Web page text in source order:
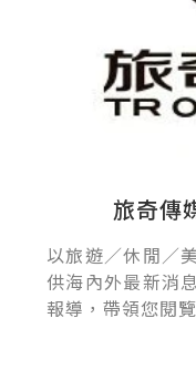
旅奇傳
以旅遊／休閒／
供海內外最新消
報導，帶領您閱